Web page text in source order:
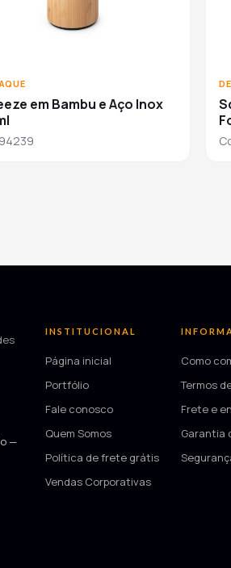
em Bambu e Aço Inox
—
INSTITUCIONAL
Página inicial
Portfólio
Fale conosco
Quem Somos
Política de frete grátis
Vendas Corporativas
Como
Termos
Frete e
Garantia